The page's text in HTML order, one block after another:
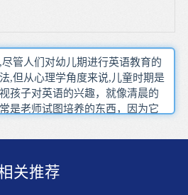
管人们对幼儿期进行英语教育的
,但从心理学角度来说,儿童时期是
孩子对英语的兴趣，就像清晨的
是老师试图培养的东西，因为它
激发着重发展的外界刺激。凡事
胆地做动作。我觉得阿卡索少儿
关推荐